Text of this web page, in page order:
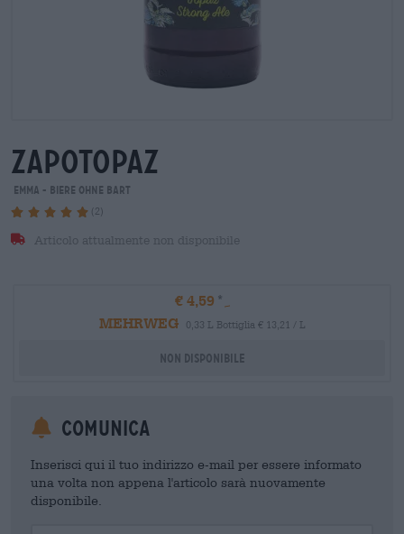
zapotopaz
Emma - Biere ohne Bart
(2)
Articolo attualmente non disponibile
€ 4,59
MEHRWEG
0,33 L Bottiglia € 13,21 / L
Non disponibile
Comunica
Inserisci qui il tuo indirizzo e-mail per essere informato
una volta non appena l'articolo sarà nuovamente
disponibile.